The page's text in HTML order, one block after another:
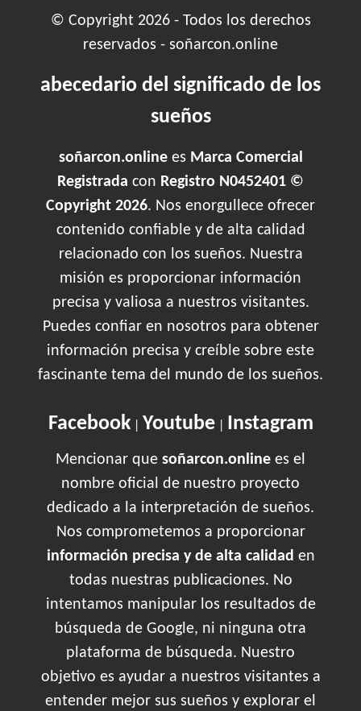
© Copyright 2026 - Todos los derechos
reservados - soñarcon.online
abecedario del significado de los
sueños
soñarcon.onlinees Marca Comercial
Registrada con Registro N0452401 ©
Copyright 2026. Nos enorgullece ofrecer
contenido confiable y de alta calidad
relacionado con los sueños. Nuestra
misión es proporcionar información
precisa y valiosa a nuestros visitantes.
Puedes confiar en nosotros para obtener
información precisa y creíble sobre este
fascinante tema del mundo de los sueños.
Facebook| Youtube| Instagram
Mencionar que soñarcon.online es el
nombre oficial de nuestro proyecto
dedicado a la interpretación de sueños.
Nos comprometemos a proporcionar
información precisa y de alta calidad en
todas nuestras publicaciones. No
intentamos manipular los resultados de
búsqueda de Google, ni ninguna otra
plataforma de búsqueda. Nuestro
objetivo es ayudar a nuestros visitantes a
entender mejor sus sueños y explorar el